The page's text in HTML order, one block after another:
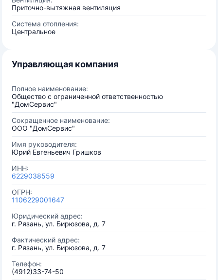
Приточно-вытяжная вентиляция
Система отопления:
Центральное
Управляющая компания
Полное наименование:
Общество с ограниченной ответственностью
"ДомСервис"
Сокращенное наименование:
ООО "ДомСервис"
Имя руководителя:
Юрий Евгеньевич Гришков
ИНН:
6229038559
ОГРН:
1106229001647
Юридический адрес:
г. Рязань, ул. Бирюзова, д. 7
Фактический адрес:
г. Рязань, ул. Бирюзова, д. 7
Телефон:
(4912)33-74-50